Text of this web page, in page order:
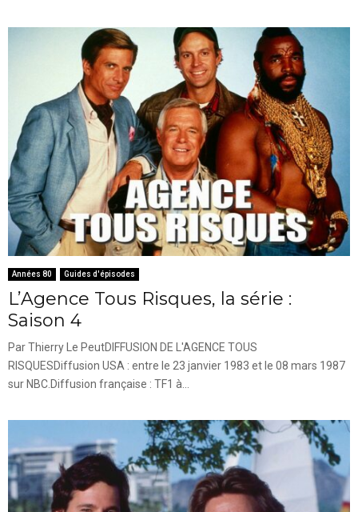
Années 80 Guides d'épisodes
L’Agence Tous Risques, la série :
Saison 4
Par Thierry Le PeutDIFFUSION DE L'AGENCE TOUS
RISQUESDiffusion USA : entre le 23 janvier 1983 et le 08 mars 1987
sur NBC.Diffusion française : TF1 à...